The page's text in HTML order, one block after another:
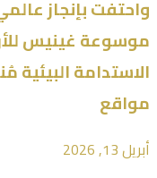
واحتفت بإنجاز
موسوعة غينيس
الاستدامة
مواقع
أبريل 13, 2026